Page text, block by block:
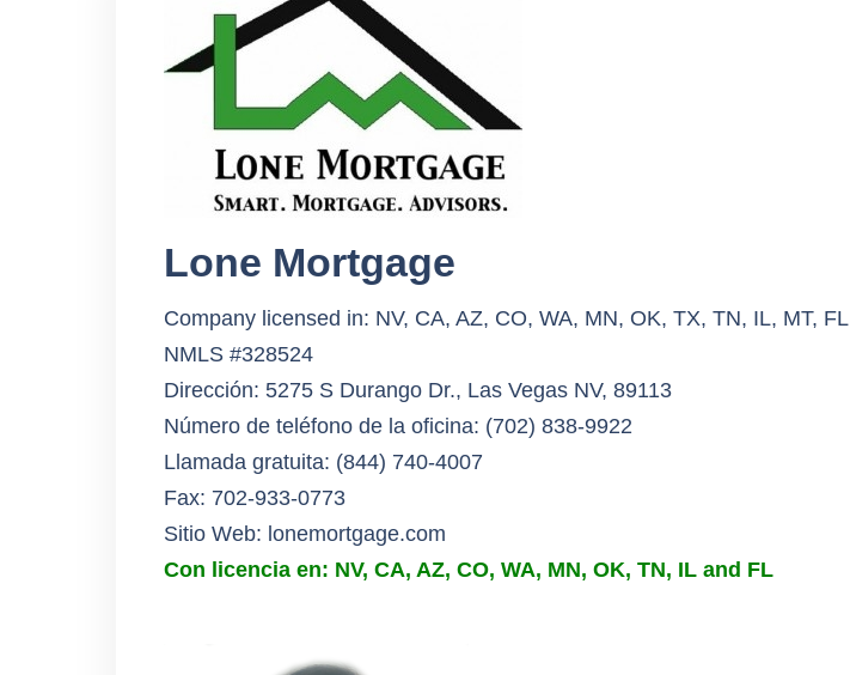
Lone Mortgage
Company licensed in: NV, CA, AZ, CO, WA, MN, OK, TX, TN, IL, MT, FL
NMLS #328524
Dirección: 5275 S Durango Dr., Las Vegas NV, 89113
Número de teléfono de la oficina: (702) 838-9922
Llamada gratuita: (844) 740-4007
Fax: 702-933-0773
Sitio Web: lonemortgage.com
Con licencia en: NV, CA, AZ, CO, WA, MN, OK, TN, IL and FL